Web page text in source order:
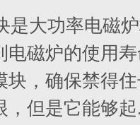
是大功率电磁
电磁炉的使用
块，确保禁得
，但是它能够